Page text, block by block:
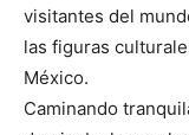
visitantes del
las figuras
México.
Caminando